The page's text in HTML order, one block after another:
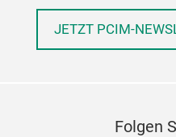
JETZT PCIM-
Folgen